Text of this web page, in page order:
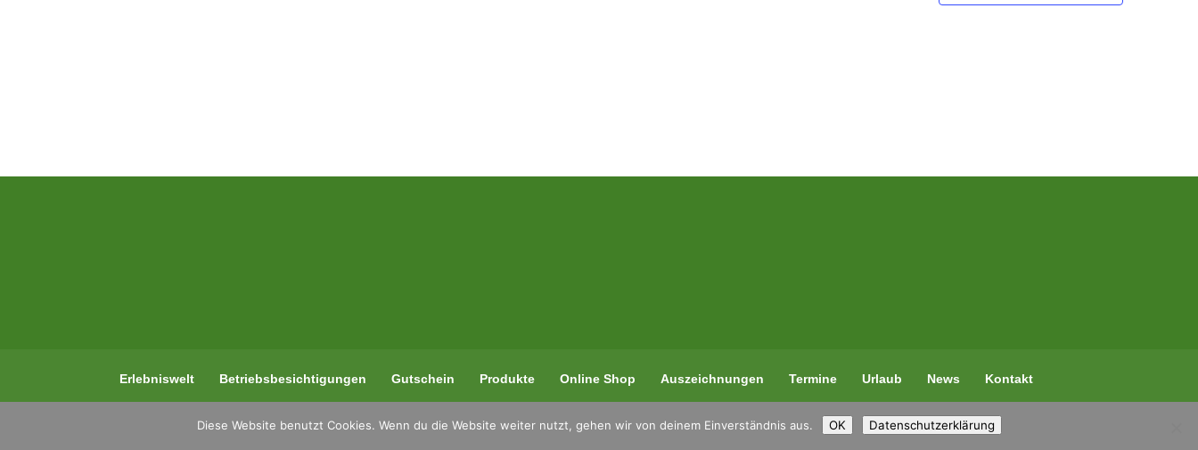
Erlebniswelt Betriebsbesichtigungen Gutschein Produkte Online Shop Auszeichnungen Termine Urlaub News Kontakt
Diese Website benutzt Cookies. Wenn du die Website weiter nutzt, gehen wir von deinem Einverständnis aus. OK Datenschutzerklärung